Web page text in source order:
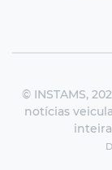
© INSTAMS,
notícias